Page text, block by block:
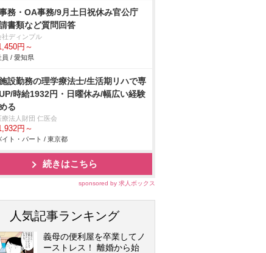
務・OA事務/9月土日祝休み官公庁
書類など質問回答
社ディンプル
円～
員 / 愛知県
設勤務の理学療法士/生活期リハで専
時給1932円・日曜休み/幅広い経験
る
療法人財団 仁医会
円～
イト・パート / 東京都
続きはこちら
sponsored by 求人ボックス
人気記事ランキング
義母の便利屋を卒業してノ
ーストレス！ 離婚から始